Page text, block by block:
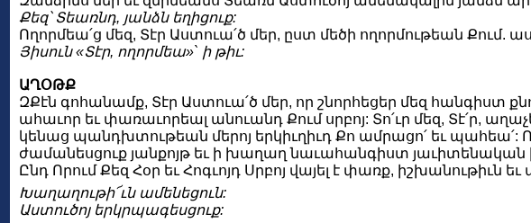
Քեզ՝ Տեառնդ, յանձն եղիցուք:
Ողորմեա՛ց մեզ, Տէր Աստուա՛ծ մեր, ըստ մեծի ողորմութեան
Յիսուն «Տէր, ողորմեա»` ի թիւ:
ԱՂՕԹՔ
ԶՔէն գոհանամք, Տէր Աստուա՛ծ մեր, որ շնորհեցեր մեզ հանգիստ
ահաւոր եւ փառաւորեալ անուանդ Քում սրբոյ: Տո՛ւր մեզ, Տէ՛ր,
կենաց պանդխտութեան մերոյ երկիւղիւդ Քո ամրացո՛ եւ պահեա՛:
ժամանեսցուք յանքոյթ եւ ի խաղաղ նաւահանգիստ յաւիտենական ի
Ընդ Որում Քեզ Հօր եւ Հոգւոյդ Սրբոյ վայել է փառք, իշխանութիւն
Խաղաղութի՜ւն ամենեցուն:
Աստուծոյ երկրպագեսցուք: